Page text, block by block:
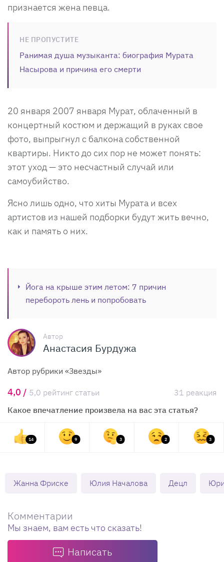
признается жена певца.
НЕ ПРОПУСТИТЕ
Ранимая душа музыканта: биография Мурата
Насырова и причина его смерти
20 января 2007 января Мурат, облаченный в
концертный костюм и держащий в руках свое
фото, выпрыгнул с балкона собственной
квартиры. Никто до сих пор не может понять:
этот уход — это несчастный случай или
самоубийство.
Ясно лишь одно, что хиты Мурата и всех
артистов из нашей подборки будут жить вечно,
как и память о них.
Йога на крыше этим летом: 7 причин
перебороть лень и попробовать
Автор
Анастасия Бурдужа
Автор рубрики «Звезды»
4,0 / 5,0 рейтинг статьи
31 реакция
Какое впечатление произвела на вас эта статья?
14 9 3 2 3
Жанна Фриске Юлия Началова Децл
Комментарии
Мы знаем, вам есть что сказать!
Написать